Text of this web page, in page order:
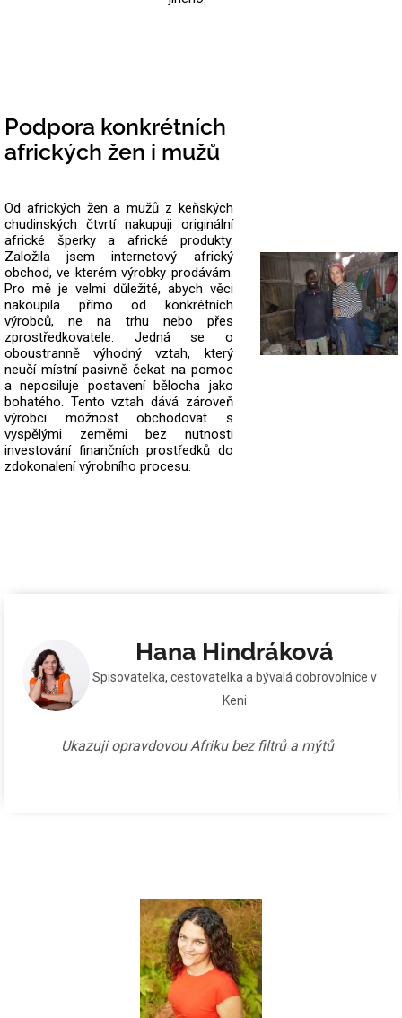
Podpora konkrétních
afrických žen i mužů
Od afrických žen a mužů z keňských
chudinských čtvrtí nakupuji originální
africké šperky a africké produkty.
Založila jsem internetový africký
obchod, ve kterém výrobky prodávám.
Pro mě je velmi důležité, abych věci
nakoupila přímo od konkrétních
výrobců, ne na trhu nebo přes
zprostředkovatele. Jedná se o
oboustranně výhodný vztah, který
neučí místní pasivně čekat na pomoc
a neposiluje postavení bělocha jako
bohatého. Tento vztah dává zároveň
výrobci možnost obchodovat s
vyspělými zeměmi bez nutnosti
investování finančních prostředků do
zdokonalení výrobního procesu.
Hana Hindráková
Spisovatelka, cestovatelka a bývalá dobrovolnice v
Keni
Ukazuji opravdovou Afriku bez filtrů a mýtů